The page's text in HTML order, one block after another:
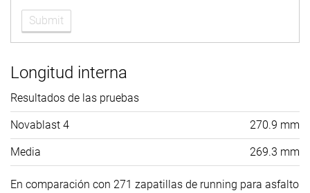
Submit
Longitud interna
Resultados de las pruebas
Novablast 4 270.9 mm
Media 269.3 mm
En comparación con 271 zapatillas de running para asfalto